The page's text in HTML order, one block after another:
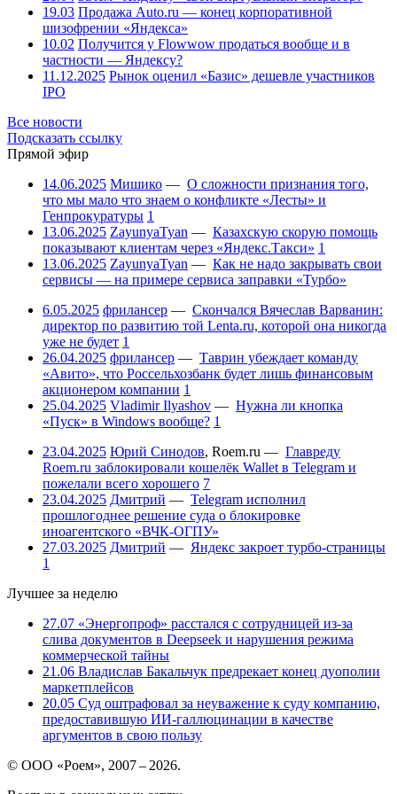
19.03 Продажа Auto.ru — конец корпоративной
шизофрении «Яндекса»
10.02 Получится у Flowwow продаться вообще и в
частности — Яндексу?
11.12.2025 Рынок оценил «Базис» дешевле участников
IPO
Все новости
Подсказать ссылку
Прямой эфир
14.06.2025 Мишико — О сложности признания того,
что мы мало что знаем о конфликте «Лесты» и
Генпрокуратуры 1
13.06.2025 ZayunyaTyan — Казахскую скорую помощь
показывают клиентам через «Яндекс.Такси» 1
13.06.2025 ZayunyaTyan — Как не надо закрывать свои
сервисы — на примере сервиса заправки «Турбо»
6.05.2025 фрилансер — Скончался Вячеслав Варванин:
директор по развитию той Lenta.ru, которой она никогда
уже не будет 1
26.04.2025 фрилансер — Таврин убеждает команду
«Авито», что Россельхозбанк будет лишь финансовым
акционером компании 1
25.04.2025 Vladimir Ilyashov — Нужна ли кнопка
«Пуск» в Windows вообще? 1
23.04.2025 Юрий Синодов, Roem.ru — Главреду
Roem.ru заблокировали кошелёк Wallet в Telegram и
пожелали всего хорошего 7
23.04.2025 Дмитрий — Telegram исполнил
прошлогоднее решение суда о блокировке
иноагентского «ВЧК-ОГПУ»
27.03.2025 Дмитрий — Яндекс закроет турбо-страницы
1
Лучшее за неделю
27.07 «Энергопроф» расстался с сотрудницей из-за
слива документов в Deepseek и нарушения режима
коммерческой тайны
21.06 Владислав Бакальчук предрекает конец дуополии
маркетплейсов
20.05 Суд оштрафовал за неуважение к суду компанию,
предоставившую ИИ-галлюцинации в качестве
аргументов в свою пользу
© ООО «Роем», 2007 – 2026.